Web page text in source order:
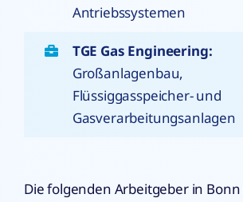
Antriebssystemen
TGE Gas Engineering:
Großanlagenbau,
Flüssiggasspeicher- und
Gasverarbeitungsanlagen
Die folgenden Arbeitgeber in Bonn